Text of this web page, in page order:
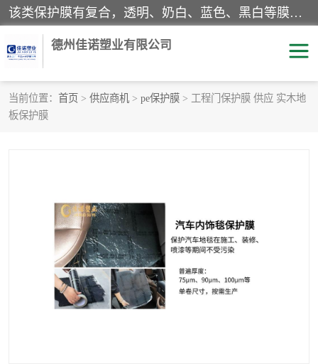
该类保护膜有复合，透明、奶白、蓝色、黑白等膜型。特高粘，高粘，中高粘，中粘，中低粘，低粘等。对于不同的粘力要求有相应的产品相适配。无胶渍残留污染。在较宽的收卷幅度下平整无皱纹，收卷长度大，利于机械化及自动化施工粘贴。为您的产品提供的表面保护解决方案。 产品广泛适用于：铝材、不锈钢、金属、塑料、电子、家电、家具、玻璃、化工材料、装饰材料等。
德州佳诺塑业有限公司
当前位置： 首页 > 供应商机 > pe保护膜 > 工程门保护膜 供应 实木地
板保护膜
pe保护膜
黑白保护膜 乳白保护膜
明蓝保护膜
印字保护膜 彩钢板保护膜